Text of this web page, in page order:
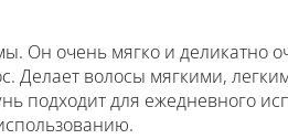
Он очень мягко и деликатно
Делает волосы мягкими,
подходит для ежедневного